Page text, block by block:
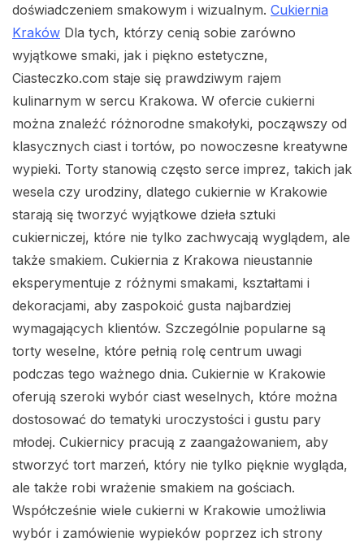
doświadczeniem smakowym i wizualnym. Cukiernia
Kraków Dla tych, którzy cenią sobie zarówno
wyjątkowe smaki, jak i piękno estetyczne,
Ciasteczko.com staje się prawdziwym rajem
kulinarnym w sercu Krakowa. W ofercie cukierni
można znaleźć różnorodne smakołyki, począwszy od
klasycznych ciast i tortów, po nowoczesne kreatywne
wypieki. Torty stanowią często serce imprez, takich jak
wesela czy urodziny, dlatego cukiernie w Krakowie
starają się tworzyć wyjątkowe dzieła sztuki
cukierniczej, które nie tylko zachwycają wyglądem, ale
także smakiem. Cukiernia z Krakowa nieustannie
eksperymentuje z różnymi smakami, kształtami i
dekoracjami, aby zaspokoić gusta najbardziej
wymagających klientów. Szczególnie popularne są
torty weselne, które pełnią rolę centrum uwagi
podczas tego ważnego dnia. Cukiernie w Krakowie
oferują szeroki wybór ciast weselnych, które można
dostosować do tematyki uroczystości i gustu pary
młodej. Cukiernicy pracują z zaangażowaniem, aby
stworzyć tort marzeń, który nie tylko pięknie wygląda,
ale także robi wrażenie smakiem na gościach.
Współcześnie wiele cukierni w Krakowie umożliwia
wybór i zamówienie wypieków poprzez ich strony